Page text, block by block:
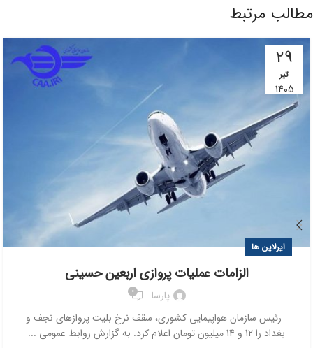
مطالب مرتبط
29
تیر
1405
ایرلاین ها
الزامات عملیات پروازی اربعین حسینی
پارسا 0
رئیس سازمان هواپیمایی کشوری، سقف نرخ بلیت پروازهای نجف و
بغداد را 12 و 14 میلیون تومان اعلام کرد. به گزارش روابط عمومی ...